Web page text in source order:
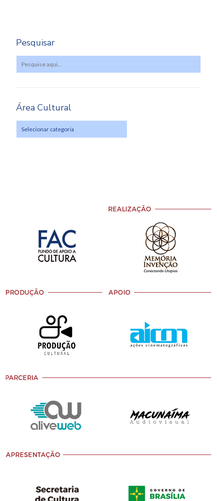
Pesquisar
Área Cultural